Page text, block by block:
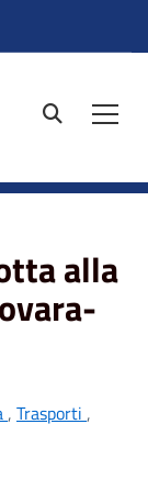
site.searc
alla
, Trasporti ,